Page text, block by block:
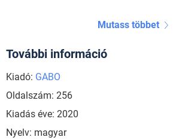
Mutass többet
További információ
Kiadó: GABO
Oldalszám: 256
Kiadás éve: 2020
Nyelv: magyar